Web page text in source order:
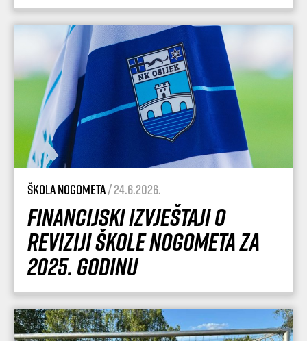
Škola nogometa/ 24.6.2026.
Financijski izvještaji o
reviziji Škole nogometa za
2025. godinu